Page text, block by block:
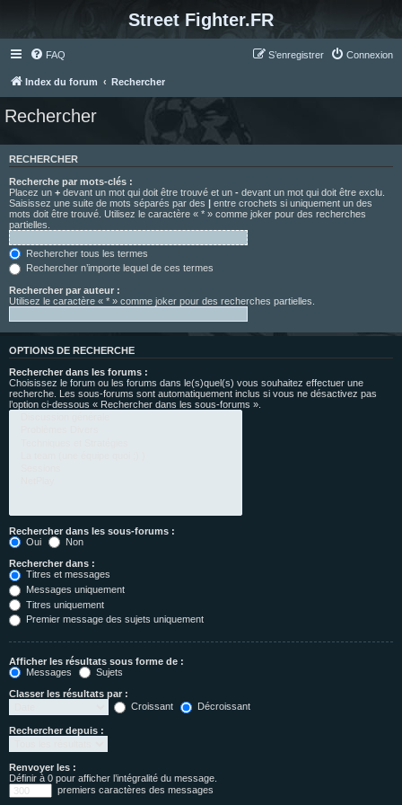
Street Fighter.FR
FAQ Connexion
S’enregistrer
Index du forum Rechercher
Rechercher
RECHERCHER
Recherche par mots-clés :
Placez un + devant un mot qui doit être trouvé et un - devant un mot qui doit être exclu.
Saisissez une suite de mots séparés par des | entre crochets si uniquement un des
mots doit être trouvé. Utilisez le caractère « * » comme joker pour des recherches
partielles.
Rechercher tous les termes
Rechercher n’importe lequel de ces termes
Rechercher par auteur :
Utilisez le caractère « * » comme joker pour des recherches partielles.
OPTIONS DE RECHERCHE
Rechercher dans les forums :
Choisissez le forum ou les forums dans le(s)quel(s) vous souhaitez effectuer une
recherche. Les sous-forums sont automatiquement inclus si vous ne désactivez pas
l’option ci-dessous « Rechercher dans les sous-forums ».
Rechercher dans les sous-forums :
Oui
Non
Rechercher dans :
Titres et messages
Messages uniquement
Titres uniquement
Premier message des sujets uniquement
Afficher les résultats sous forme de :
Messages
Sujets
Classer les résultats par :
Croissant
Décroissant
Rechercher depuis :
Renvoyer les :
Définir à 0 pour afficher l’intégralité du message.
premiers caractères des messages